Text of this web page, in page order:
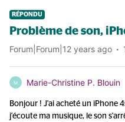
RÉPONDU
Problème de son,
Forum|Forum|12 years ago
M Marie-Christine P. Blouin
Bonjour ! J'ai acheté un iPhone
j'écoute ma musique, le son